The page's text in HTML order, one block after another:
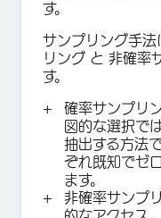
す。
サンプリング手
リング と 非確率
す。
確率サンプリ
図的な選択で
抽出する方法
ぞれ既知でゼ
ます。
非確率サンプ